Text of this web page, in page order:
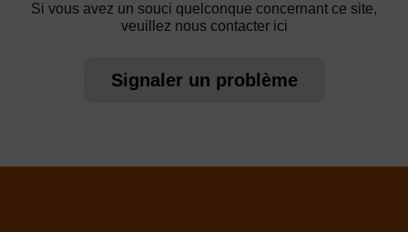
Si vous avez un souci quelconque concernant ce site,
veuillez nous contacter ici
Signaler un problème